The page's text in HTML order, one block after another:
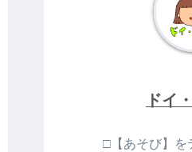
ドイ
□【あそび】を